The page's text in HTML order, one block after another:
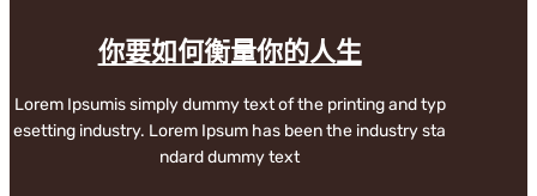
你要如何衡量你的人生
Lorem Ipsumis simply dummy text of the printing and typ
esetting industry. Lorem Ipsum has been the industry sta
ndard dummy text